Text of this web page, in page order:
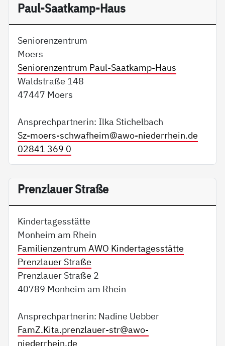
Paul-Saatkamp-Haus
Seniorenzentrum
Moers
Seniorenzentrum Paul-Saatkamp-Haus
Waldstraße 148
47447 Moers
Ansprechpartnerin: Ilka Stichelbach
Sz-moers-schwafheim@awo-niederrhein.de
02841 369 0
Prenzlauer Straße
Kindertagesstätte
Monheim am Rhein
Familienzentrum AWO Kindertagesstätte
Prenzlauer Straße
Prenzlauer Straße 2
40789 Monheim am Rhein
Ansprechpartnerin: Nadine Uebber
FamZ.Kita.prenzlauer-str@awo-
niederrhein.de